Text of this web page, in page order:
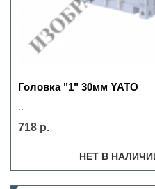
Головка "1" 30мм YATO
718 р.
НЕТ В